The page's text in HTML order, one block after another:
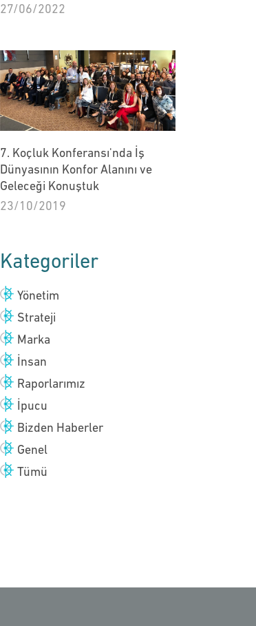
27/06/2022
7. Koçluk Konferansı'nda İş
Dünyasının Konfor Alanını ve
Geleceği Konuştuk
23/10/2019
Kategoriler
Yönetim
Strateji
Marka
İnsan
Raporlarımız
İpucu
Bizden Haberler
Genel
Tümü